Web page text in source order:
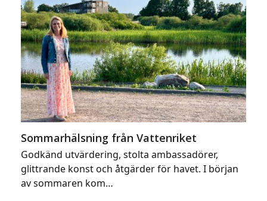
Sommarhälsning från Vattenriket
Godkänd utvärdering, stolta ambassadörer,
glittrande konst och åtgärder för havet. I början
av sommaren kom…